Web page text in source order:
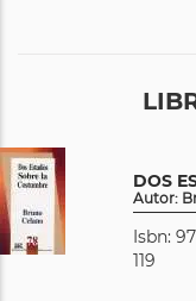
DOS
Autor:
Isbn:
119